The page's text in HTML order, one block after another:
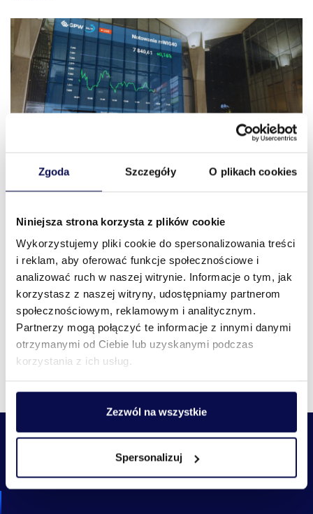
Zgoda Szczegóły O plikach cookies
Niniejsza strona korzysta z plików cookie
Wykorzystujemy pliki cookie do spersonalizowania treści
i reklam, aby oferować funkcje społecznościowe i
analizować ruch w naszej witrynie. Informacje o tym, jak
korzystasz z naszej witryny, udostępniamy partnerom
społecznościowym, reklamowym i analitycznym.
Partnerzy mogą połączyć te informacje z innymi danymi
otrzymanymi od Ciebie lub uzyskanymi podczas
korzystania z ich usług.
Zezwól na wszystkie
Spersonalizuj